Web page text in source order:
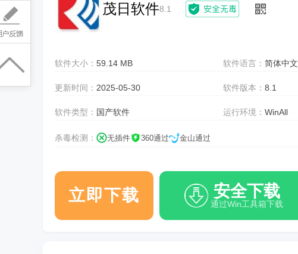
茂日软件8.1
软件大小： 59.14 MB 软件语言：简体中文
更新时间： 2025-05-30 软件版本：8.1
软件类型： 国产软件 运行环境：WinAll
杀毒检测： 无插件 360通过 金山通过
立即下载 安全下载
通过Win工具箱下载